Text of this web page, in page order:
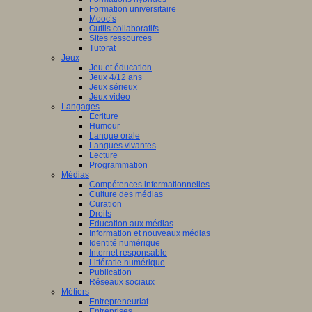
Formation universitaire
Mooc’s
Outils collaboratifs
Sites ressources
Tutorat
Jeux
Jeu et éducation
Jeux 4/12 ans
Jeux sérieux
Jeux vidéo
Langages
Ecriture
Humour
Langue orale
Langues vivantes
Lecture
Programmation
Médias
Compétences informationnelles
Culture des médias
Curation
Droits
Education aux médias
Information et nouveaux médias
Identité numérique
Internet responsable
Littératie numérique
Publication
Réseaux sociaux
Métiers
Entrepreneuriat